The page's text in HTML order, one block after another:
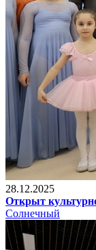
28.12.2025
Открыт
Солнечный